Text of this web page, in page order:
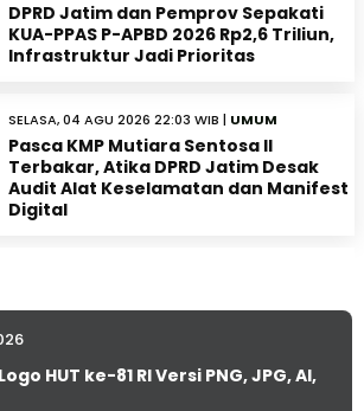
DPRD Jatim dan Pemprov Sepakati
KUA-PPAS P-APBD 2026 Rp2,6 Triliun,
Infrastruktur Jadi Prioritas
SELASA, 04 AGU 2026 22:03 WIB | UMUM
Pasca KMP Mutiara Sentosa II
Terbakar, Atika DPRD Jatim Desak
Audit Alat Keselamatan dan Manifest
Digital
HUT ke-81 RI Versi PNG, JPG, AI,